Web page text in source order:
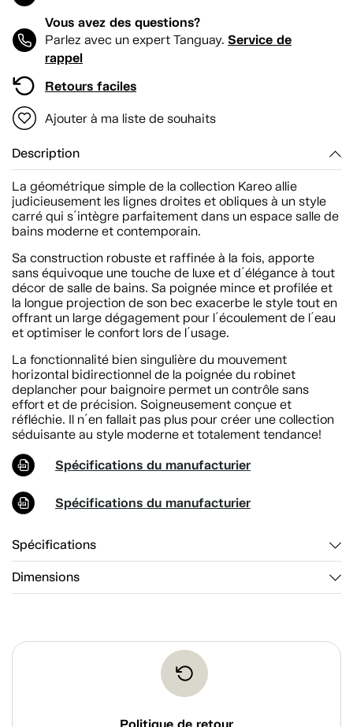
Vous avez des questions?
Parlez avec un expert Tanguay. Service de
rappel
Retours faciles
Ajouter à ma liste de souhaits
Description
La géométrique simple de la collection Kareo allie
judicieusement les lignes droites et obliques à un style
carré qui s´intègre parfaitement dans un espace salle de
bains moderne et contemporain.
Sa construction robuste et raffinée à la fois, apporte
sans équivoque une touche de luxe et d´élégance à tout
décor de salle de bains. Sa poignée mince et profilée et
la longue projection de son bec exacerbe le style tout en
offrant un large dégagement pour l´écoulement de l´eau
et optimiser le confort lors de l´usage.
La fonctionnalité bien singulière du mouvement
horizontal bidirectionnel de la poignée du robinet
deplancher pour baignoire permet un contrôle sans
effort et de précision. Soigneusement conçue et
réfléchie. Il n´en fallait pas plus pour créer une collection
séduisante au style moderne et totalement tendance!
Spécifications du manufacturier
Spécifications du manufacturier
Spécifications
Dimensions